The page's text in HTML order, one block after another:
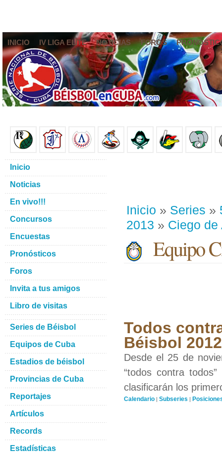
INICIO IV LIGA ELITE NOTICIAS FOROS
Inicio » Series »
2013 » Ciego de
Equipo
Todos
Béisbol
Desde el 25 de
“todos contra
clasificarán los
Calendario | Subseries |
Inicio
Noticias
En vivo!!!
Concursos
Encuestas
Pronósticos
Foros
Invita a tus amigos
Libro de visitas
Series de Béisbol
Equipos de Cuba
Estadios de béisbol
Provincias de Cuba
Reportajes
Artículos
Records
Estadísticas